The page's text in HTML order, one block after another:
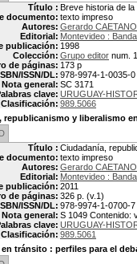
Título : Breve historia de
documento: texto impreso
Autores: Gerardo
Editorial: Montevideo :
publicación: 1998
Colección: Grupo editor num.
de páginas: 173 p
ISSN/DL: 978-9974-1-0035-0
Nota general: SC 3171
clave: URUGUAY-
Clasificación: 989.5066
republicanismo y liberalismo
Título : Ciudadanía,
documento: texto impreso
Autores: Gerardo
Editorial: Montevideo :
publicación: 2011
de páginas: 326 p. (v.1)
ISSN/DL: 978-9974-1-0700-7
Nota general: S 1049 Contenido:
clave: URUGUAY-
Clasificación: 989.5061
en tránsito : perfiles para el